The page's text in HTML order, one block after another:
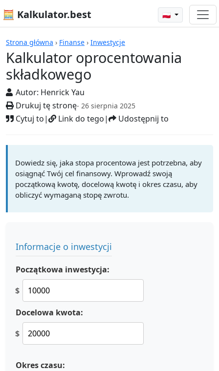
🧮 Kalkulator.best 🇵🇱
Strona główna › Finanse › Inwestycje
Kalkulator oprocentowania
składkowego
Autor: Henrick Yau
Drukuj tę stronę- 26 sierpnia 2025
Cytuj to| Link do tego| Udostępnij to
Kalkulatory
Dowiedz się, jaka stopa procentowa jest potrzebna, aby
osiągnąć Twój cel finansowy. Wprowadź swoją
początkową kwotę, docelową kwotę i okres czasu, aby
obliczyć wymaganą stopę zwrotu.
Informacje o inwestycji
Początkowa inwestycja:
$
Docelowa kwota:
$
Okres czasu: